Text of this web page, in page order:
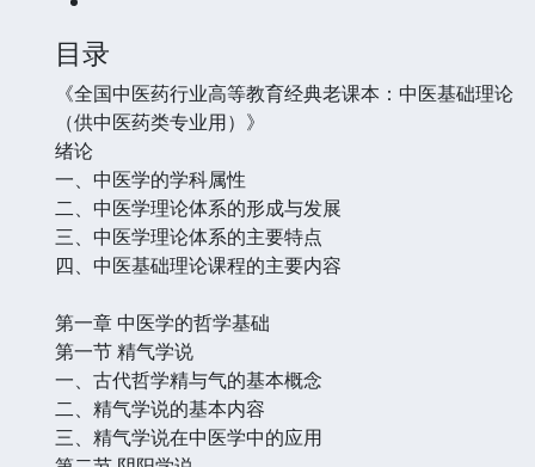
目录
《全国中医药行业高等教育经典老课本：中医基础理论
（供中医药类专业用）》
绪论
一、中医学的学科属性
二、中医学理论体系的形成与发展
三、中医学理论体系的主要特点
四、中医基础理论课程的主要内容
第一章 中医学的哲学基础
第一节 精气学说
一、古代哲学精与气的基本概念
二、精气学说的基本内容
三、精气学说在中医学中的应用